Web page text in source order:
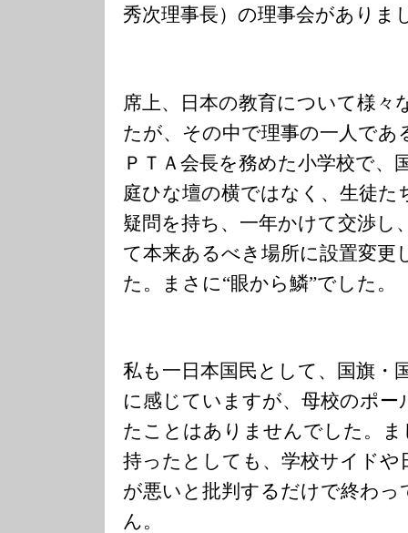
秀次理事長）の理事会がありま
席上、日本の教育について様々
たが、その中で理事の一人であ
ＰＴＡ会長を務めた小学校で、
庭ひな壇の横ではなく、生徒
疑問を持ち、一年かけて交渉し
て本来あるべき場所に設置変更
た。まさに“眼から鱗”でした。
私も一日本国民として、国旗・
に感じていますが、母校のポー
たことはありませんでした。
持ったとしても、学校サイドや
が悪いと批判するだけで終わ
ん。